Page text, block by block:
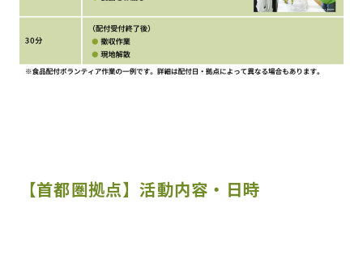
【首都圏拠点】活動内容・日時